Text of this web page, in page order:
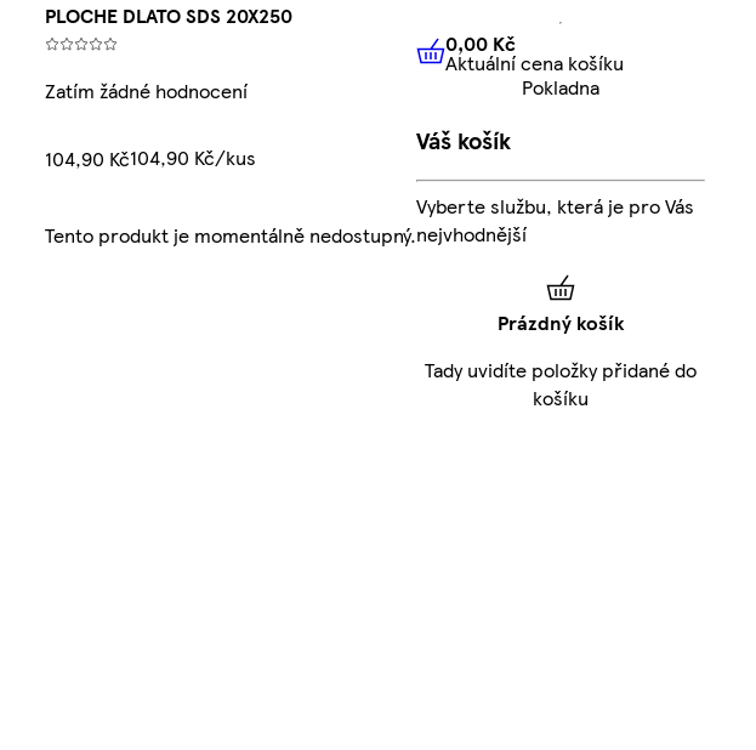
PLOCHE DLATO SDS 20X250
Zatím žádné hodnocení
104,90 Kč104,90 Kč/kus
Tento produkt je momentálně nedostupný.
0,00 KčAktuální cena košíku
0,00 Kč
Aktuální cena košíku
Pokladna
Váš košík
Vyberte službu, která je pro Vás
nejvhodnější
Prázdný košík
Tady uvidíte položky přidané do
košíku